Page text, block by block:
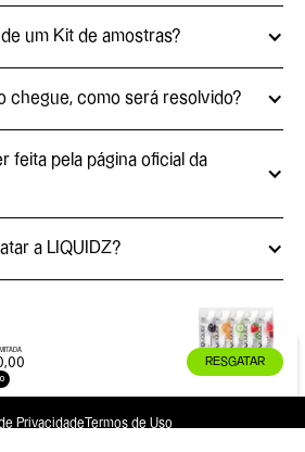
um Kit de amostras?
chegue, como será resolvido?
feita pela página oficial da
a LIQUIDZ?
RESGATAR
Privacidade Termos de Uso